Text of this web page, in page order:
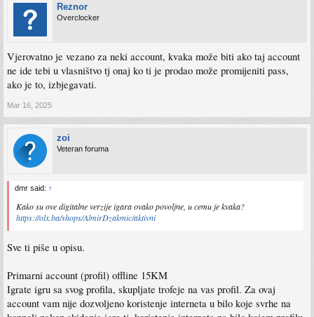
Reznor
Overclocker
Vjerovatno je vezano za neki account, kvaka može biti ako taj account
ne ide tebi u vlasništvo tj onaj ko ti je prodao može promijeniti pass,
ako je to, izbjegavati.
Mar 16, 2025
zoi
Veteran foruma
dmr said: ↑
Kako su ove digitalne verzije igara ovako povoljne, u cemu je kvaka?
https://olx.ba/shops/AlmirDzakmic/aktivni
Sve ti piše u opisu.
Primarni account (profil) offline 15KM
Igrate igru sa svog profila, skupljate trofeje na vas profil. Za ovaj
account vam nije dozvoljeno koristenje interneta u bilo koje svrhe na